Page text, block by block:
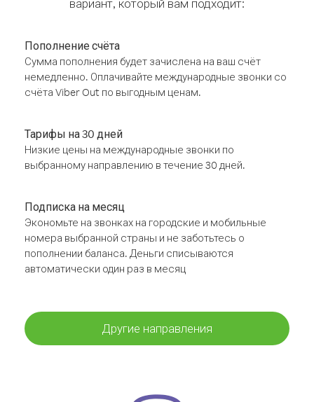
вариант, который вам подходит:
Пополнение счёта
Сумма пополнения будет зачислена на ваш счёт
немедленно. Оплачивайте международные звонки со
счёта Viber Out по выгодным ценам.
Тарифы на 30 дней
Низкие цены на международные звонки по
выбранному направлению в течение 30 дней.
Подписка на месяц
Экономьте на звонках на городские и мобильные
номера выбранной страны и не заботьтесь о
пополнении баланса. Деньги списываются
автоматически один раз в месяц
Другие направления